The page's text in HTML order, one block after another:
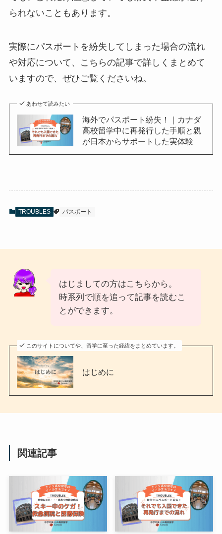
られないこともあります。
実際にパスポートを紛失してしまった場合の流れ
や対応について、こちらの記事で詳しくまとめて
いますので、ぜひご覧くださいね。
あわせて読みたい
海外でパスポート紛失！｜カナダ
高校留学中に再発行した手順と親
が日本からサポートした実体験
TROUBLES パスポート
はじましての方はこちらから。
時系列で順を追って記事を読むこ
とができます。
このサイトについてや、留学に至った経緯をまとめています。
はじめに
関連記事